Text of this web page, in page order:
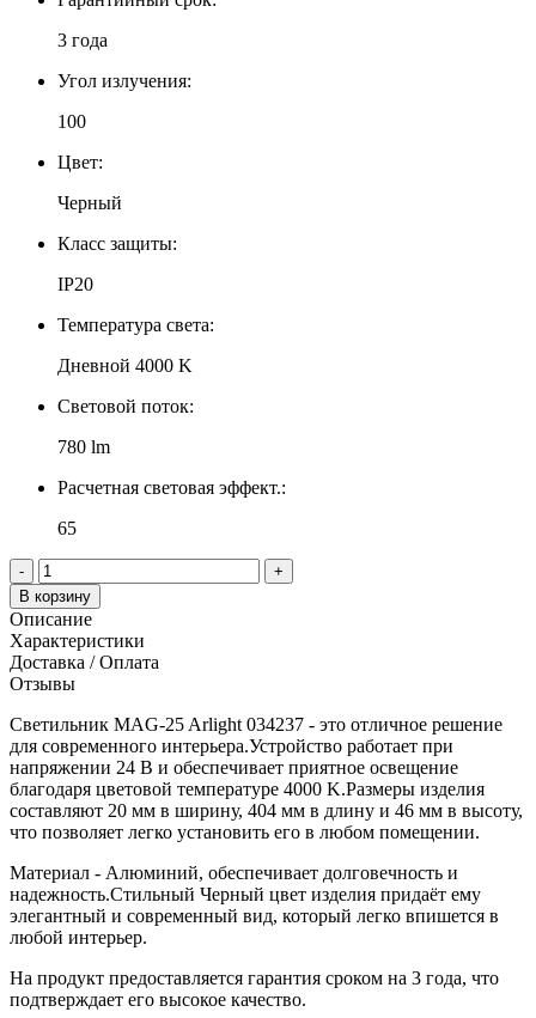
3 года
Угол излучения:
100
Цвет:
Черный
Класс защиты:
IP20
Температура света:
Дневной 4000 K
Световой поток:
780 lm
Расчетная световая эффект.:
65
-
+
В корзину
Описание
Характеристики
Доставка / Оплата
Отзывы
Светильник MAG-25 Arlight 034237 - это отличное решение
для современного интерьера.Устройство работает при
напряжении 24 В и обеспечивает приятное освещение
благодаря цветовой температуре 4000 K.Размеры изделия
составляют 20 мм в ширину, 404 мм в длину и 46 мм в высоту,
что позволяет легко установить его в любом помещении.
Материал - Алюминий, обеспечивает долговечность и
надежность.Стильный Черный цвет изделия придаёт ему
элегантный и современный вид, который легко впишется в
любой интерьер.
На продукт предоставляется гарантия сроком на 3 года, что
подтверждает его высокое качество.